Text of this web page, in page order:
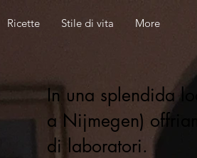
Ricette Stile di vita More
In una splendida
a Nijmegen)
di laboratori.